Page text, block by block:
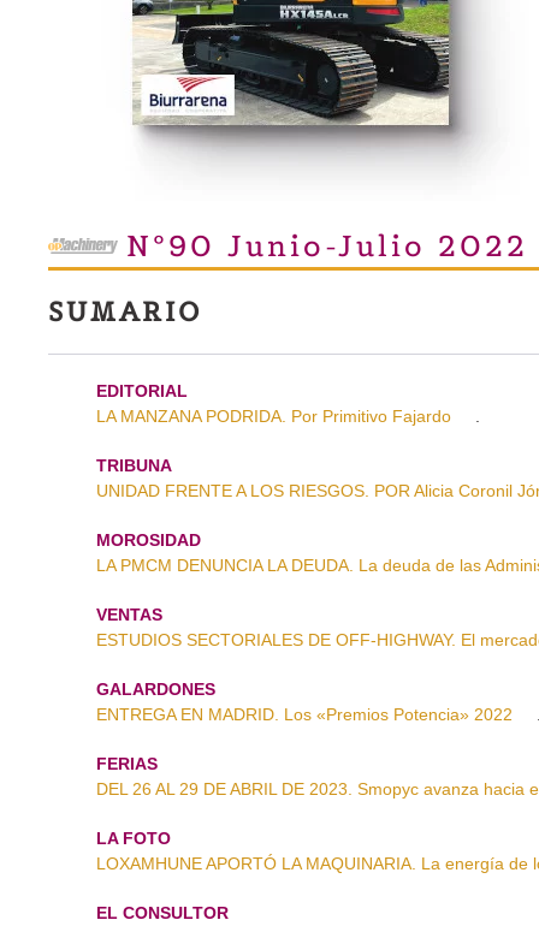
Nº90 Junio-Julio 2022
SUMARIO
EDITORIAL
LA MANZANA PODRIDA. Por Primitivo Fajardo
TRIBUNA
UNIDAD FRENTE A LOS RIESGOS. POR Alicia Coronil
MOROSIDAD
LA PMCM DENUNCIA LA DEUDA. La deuda de las
VENTAS
ESTUDIOS SECTORIALES DE OFF-HIGHWAY. El
GALARDONES
ENTREGA EN MADRID. Los «Premios Potencia» 2022
FERIAS
DEL 26 AL 29 DE ABRIL DE 2023. Smopyc avanza hacia
LA FOTO
LOXAMHUNE APORTÓ LA MAQUINARIA. La energía de
EL CONSULTOR